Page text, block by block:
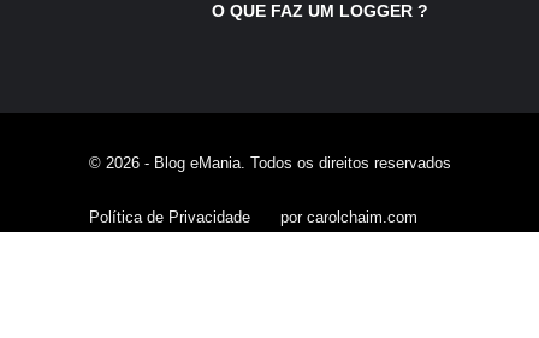
O QUE FAZ UM LOGGER ?
© 2026 - Blog eMania. Todos os direitos reservados
Política de Privacidade por carolchaim.com